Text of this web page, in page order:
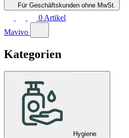
Für Geschäftskunden ohne MwSt.
0 Artikel
Mavivo
Kategorien
Hygiene